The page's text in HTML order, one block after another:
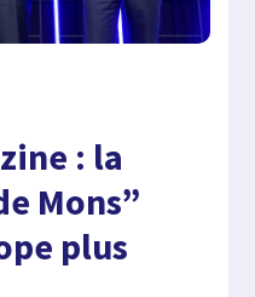
: la
Mons”
plus